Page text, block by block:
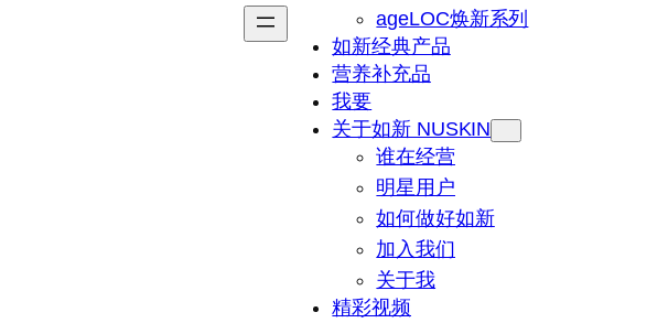
ageLOC焕新系列
如新经典产品
营养补充品
我要
关于如新 NUSKIN
谁在经营
明星用户
如何做好如新
加入我们
关于我
精彩视频